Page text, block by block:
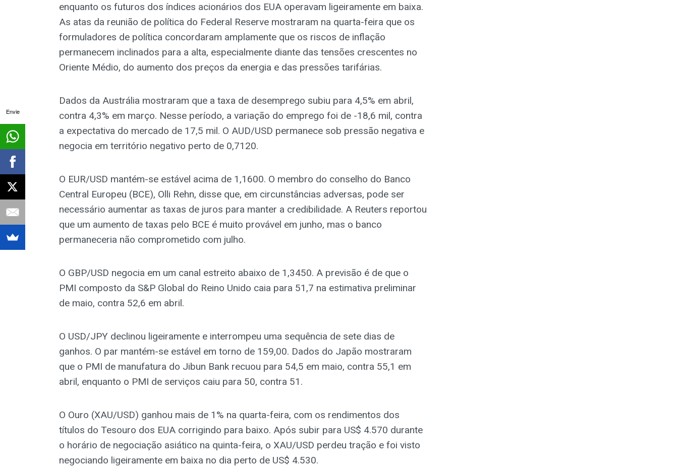
enquanto os futuros dos índices acionários dos EUA operavam ligeiramente em baixa.
As atas da reunião de política do Federal Reserve mostraram na quarta-feira que os
formuladores de política concordaram amplamente que os riscos de inflação
permanecem inclinados para a alta, especialmente diante das tensões crescentes no
Oriente Médio, do aumento dos preços da energia e das pressões tarifárias.
Dados da Austrália mostraram que a taxa de desemprego subiu para 4,5% em abril,
contra 4,3% em março. Nesse período, a variação do emprego foi de -18,6 mil, contra
a expectativa do mercado de 17,5 mil. O AUD/USD permanece sob pressão negativa e
negocia em território negativo perto de 0,7120.
O EUR/USD mantém-se estável acima de 1,1600. O membro do conselho do Banco
Central Europeu (BCE), Olli Rehn, disse que, em circunstâncias adversas, pode ser
necessário aumentar as taxas de juros para manter a credibilidade. A Reuters reportou
que um aumento de taxas pelo BCE é muito provável em junho, mas o banco
permaneceria não comprometido com julho.
O GBP/USD negocia em um canal estreito abaixo de 1,3450. A previsão é de que o
PMI composto da S&P Global do Reino Unido caia para 51,7 na estimativa preliminar
de maio, contra 52,6 em abril.
O USD/JPY declinou ligeiramente e interrompeu uma sequência de sete dias de
ganhos. O par mantém-se estável em torno de 159,00. Dados do Japão mostraram
que o PMI de manufatura do Jibun Bank recuou para 54,5 em maio, contra 55,1 em
abril, enquanto o PMI de serviços caiu para 50, contra 51.
O Ouro (XAU/USD) ganhou mais de 1% na quarta-feira, com os rendimentos dos
títulos do Tesouro dos EUA corrigindo para baixo. Após subir para US$ 4.570 durante
o horário de negociação asiático na quinta-feira, o XAU/USD perdeu tração e foi visto
negociando ligeiramente em baixa no dia perto de US$ 4.530.
Envie